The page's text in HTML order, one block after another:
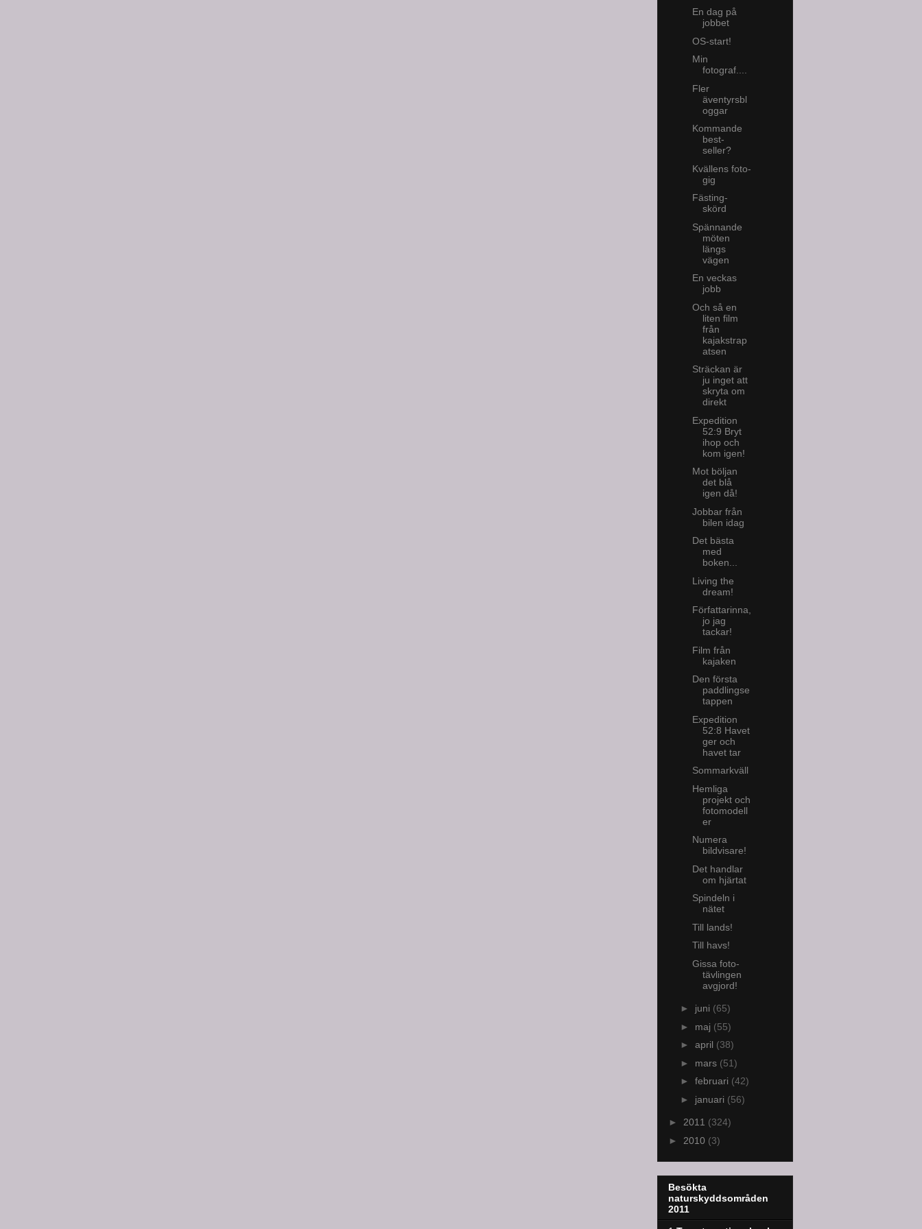
En dag på
jobbet
OS-start!
Min
fotograf....
Fler
äventyrsbl
oggar
Kommande
best-
seller?
Kvällens foto-
gig
Fästing-
skörd
Spännande
möten
längs
vägen
En veckas
jobb
Och så en
liten film
från
kajakstrap
atsen
Sträckan är
ju inget att
skryta om
direkt
Expedition
52:9 Bryt
ihop och
kom igen!
Mot böljan
det blå
igen då!
Jobbar från
bilen idag
Det bästa
med
boken...
Living the
dream!
Författarinna,
jo jag
tackar!
Film från
kajaken
Den första
paddlingse
tappen
Expedition
52:8 Havet
ger och
havet tar
Sommarkväll
Hemliga
projekt och
fotomodell
er
Numera
bildvisare!
Det handlar
om hjärtat
Spindeln i
nätet
Till lands!
Till havs!
Gissa foto-
tävlingen
avgjord!
► juni (65)
► maj (55)
► april (38)
► mars (51)
► februari (42)
► januari (56)
► 2011 (324)
► 2010 (3)
Besökta
naturskyddsområden
2011